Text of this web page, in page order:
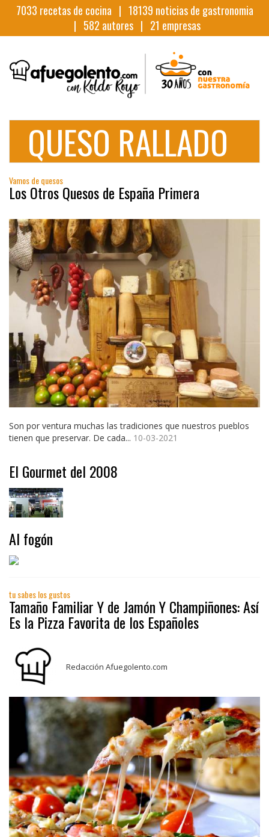
7033 recetas de cocina | 18139 noticias de gastronomia
| 582 autores | 21 empresas
QUESO RALLADO
Vamos de quesos
Los Otros Quesos de España Primera
Son por ventura muchas las tradiciones que nuestros pueblos
tienen que preservar. De cada... 10-03-2021
El Gourmet del 2008
Al fogón
tu sabes los gustos
Tamaño Familiar Y de Jamón Y Champiñones: Así
Es la Pizza Favorita de los Españoles
Redacción Afuegolento.com